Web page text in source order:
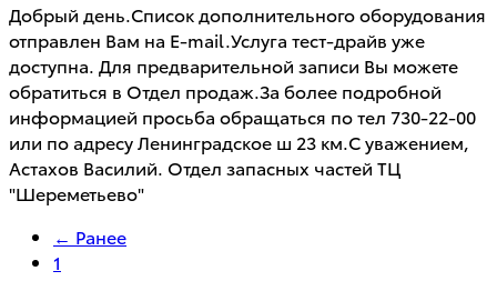
Добрый день.Список дополнительного оборудования
отправлен Вам на E-mail.Услуга тест-драйв уже
доступна. Для предварительной записи Вы можете
обратиться в Отдел продаж.За более подробной
информацией просьба обращаться по тел 730-22-00
или по адресу Ленинградское ш 23 км.С уважением,
Астахов Василий. Отдел запасных частей ТЦ
"Шереметьево"
← Ранее
1